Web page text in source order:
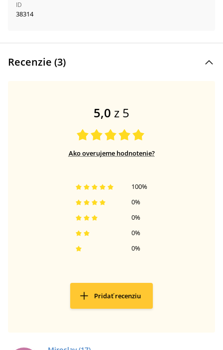
ID
38314
Recenzie (3)
5,0 z 5
Ako overujeme hodnotenie?
0%
0%
0%
0%
100%
Pridať recenziu